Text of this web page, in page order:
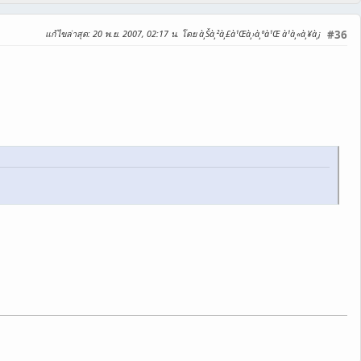
#36
แก้ไขล่าสุด: 20 พ.ย. 2007, 02:17 น. โดย à¸Šà¸²à¸£à¹Œà¸›à¸ªà¹Œ à¹à¸«à¸¥à¸¡